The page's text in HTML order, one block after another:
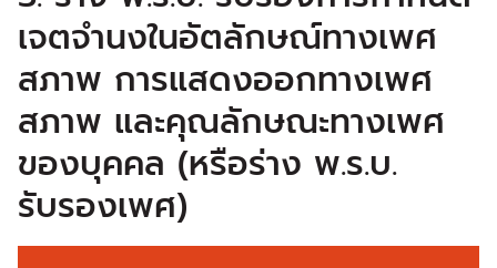
เจตจำนงในอัตลักษณ์ทางเพศ
สภาพ การแสดงออกทางเพศ
สภาพ และคุณลักษณะทางเพศ
ของบุคคล (หรือร่าง พ.ร.บ.
รับรองเพศ)